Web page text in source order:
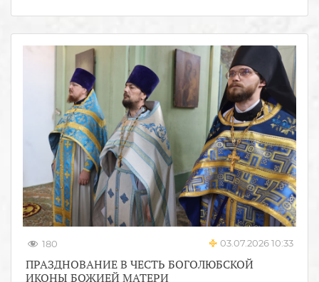
180 03.07.2026 10:33
ПРАЗДНОВАНИЕ В ЧЕСТЬ БОГОЛЮБСКОЙ
ИКОНЫ БОЖИЕЙ МАТЕРИ